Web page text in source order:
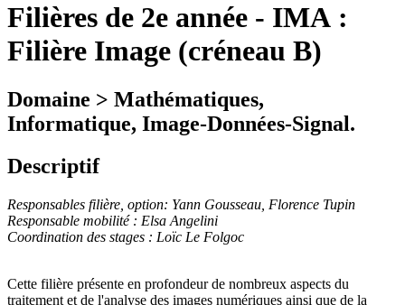
Filières de 2e année - IMA :
Filière Image (créneau B)
Domaine > Mathématiques,
Informatique, Image-Données-Signal.
Descriptif
Responsables filière, option: Yann Gousseau, Florence Tupin
Responsable mobilité : Elsa Angelini
Coordination des stages : Loïc Le Folgoc
Cette filière présente en profondeur de nombreux aspects du
traitement et de l'analyse des images numériques ainsi que de la